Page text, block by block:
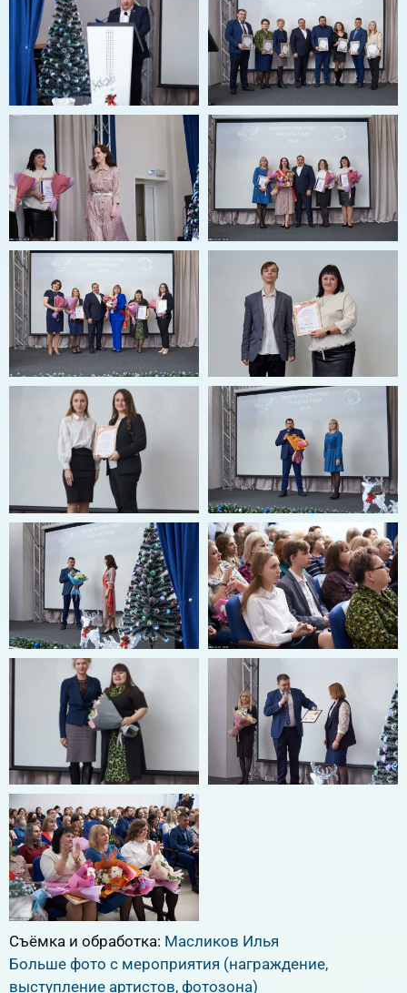
Съёмка и обработка: Масликов Илья
Больше фото с мероприятия (награждение,
выступление артистов, фотозона)